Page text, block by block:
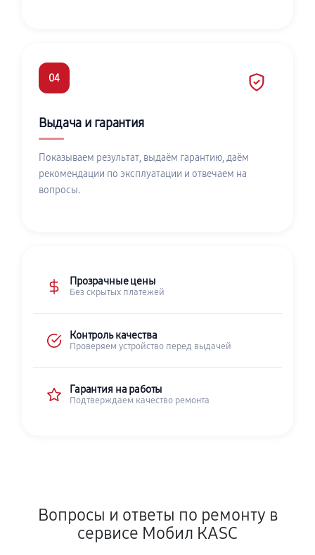
04
Выдача и гарантия
Показываем результат, выдаём гарантию, даём
рекомендации по эксплуатации и отвечаем на
вопросы.
Прозрачные цены
Без скрытых платежей
Контроль качества
Проверяем устройство перед выдачей
Гарантия на работы
Подтверждаем качество ремонта
Вопросы и ответы по ремонту в
сервисе Мобил КASC